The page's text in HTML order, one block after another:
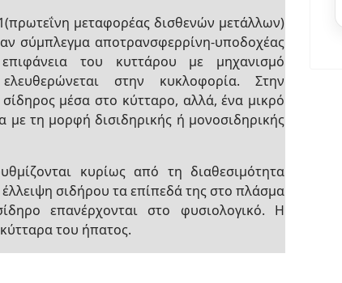
μεταφορέας δισθενών μετάλλων)
σύμπλεγμα αποτρανσφερρίνη-υποδοχέας
του κυττάρου με μηχανισμό
στην κυκλοφορία. Στην
μέσα στο κύτταρο, αλλά, ένα μικρό
τη μορφή δισιδηρικής ή μονοσιδηρικής
κυρίως από τη διαθεσιμότητα
σιδήρου τα επίπεδά της στο πλάσμα
επανέρχονται στο φυσιολογικό. Η
του ήπατος.